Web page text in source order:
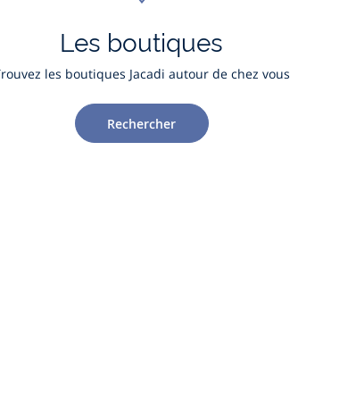
Les boutiques
les boutiques Jacadi autour de chez vous
Rechercher